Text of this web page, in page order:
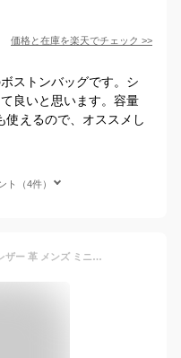
価格と在庫を楽天でチェック >>
ストンバッグです。シ
良いと思います。容量
使えるので、オススメし
ト（4件）
ボストンバック レディース 本革 レザー 革 メンズ ミニボストンバック 旅行鞄 Zenis ゼニス B-0143【送料無料】